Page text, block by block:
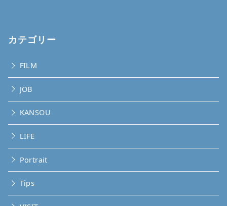
カテゴリー
FILM
JOB
KANSOU
LIFE
Portrait
Tips